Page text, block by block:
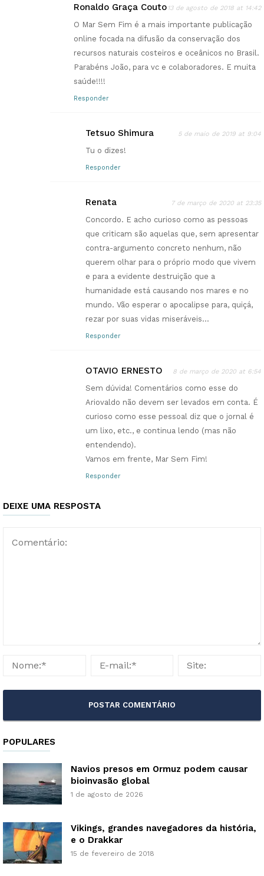
Ronaldo Graça Couto 13 de agosto de 2018 at 14:42
O Mar Sem Fim é a mais importante publicação
online focada na difusão da conservação dos
recursos naturais costeiros e oceânicos no Brasil.
Parabéns João, para vc e colaboradores. E muita
saúde!!!!
Responder
Tetsuo Shimura 5 de maio de 2019 at 9:04
Tu o dizes!
Responder
Renata 7 de março de 2020 at 23:35
Concordo. E acho curioso como as pessoas
que criticam são aquelas que, sem apresentar
contra-argumento concreto nenhum, não
querem olhar para o próprio modo que vivem
e para a evidente destruição que a
humanidade está causando nos mares e no
mundo. Vão esperar o apocalipse para, quiçá,
rezar por suas vidas miseráveis…
Responder
OTAVIO ERNESTO 8 de março de 2020 at 6:54
Sem dúvida! Comentários como esse do
Ariovaldo não devem ser levados em conta. É
curioso como esse pessoal diz que o jornal é
um lixo, etc., e continua lendo (mas não
entendendo).
Vamos em frente, Mar Sem Fim!
Responder
DEIXE UMA RESPOSTA
POPULARES
Navios presos em Ormuz podem causar
bioinvasão global
1 de agosto de 2026
Vikings, grandes navegadores da história,
e o Drakkar
15 de fevereiro de 2018